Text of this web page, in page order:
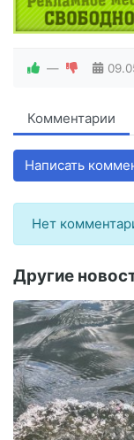
—
Комментарии
Написать
Нет
Другие